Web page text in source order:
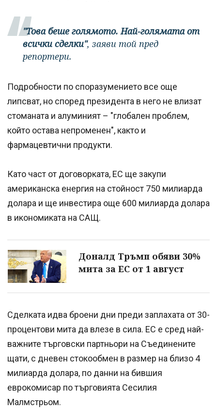
"Това беше голямото. Най-голямата от
всички сделки", заяви той пред
репортери.
Подробности по споразумението все още
липсват, но според президента в него не влизат
стоманата и алуминият – "глобален проблем,
който остава непроменен", както и
фармацевтични продукти.
Като част от договорката, ЕС ще закупи
американска енергия на стойност 750 милиарда
долара и ще инвестира още 600 милиарда долара
в икономиката на САЩ.
Доналд Тръмп обяви 30%
мита за ЕС от 1 август
Сделката идва броени дни преди заплахата от 30-
процентови мита да влезе в сила. ЕС е сред най-
важните търговски партньори на Съединените
щати, с дневен стокообмен в размер на близо 4
милиарда долара, по данни на бившия
еврокомисар по търговията Сесилия
Малмстрьом.